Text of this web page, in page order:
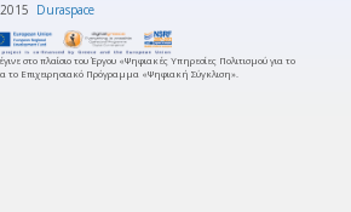
Duraspace
στο πλαίσιο του Έργου «Ψηφιακές Υπηρεσίες Πολιτισμού για το
το Επιχειρησιακό Πρόγραμμα «Ψηφιακή Σύγκλιση».